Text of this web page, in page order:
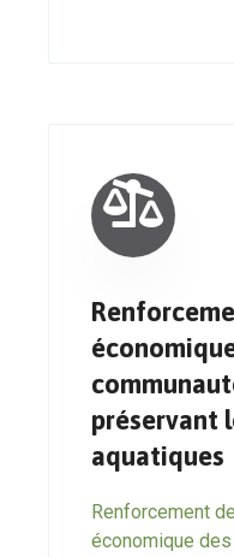
préservant
aquatiques
Renforcement
économique